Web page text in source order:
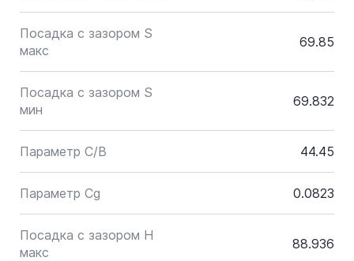
Посадка с зазором S
макс
69.85
Посадка с зазором S
мин
69.832
Параметр C/B 44.45
Параметр Cg 0.0823
Посадка с зазором H
макс
88.936